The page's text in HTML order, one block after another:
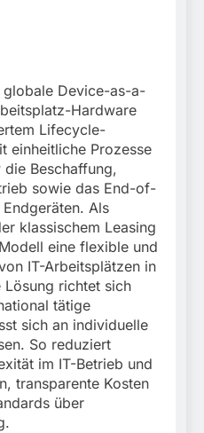
Device-as-a-
Hardware
Lifecycle-
einheitliche Prozesse
Beschaffung,
sowie das End-of-
Als
klassischem Leasing
eine flexible und
IT-Arbeitsplätzen in
Lösung richtet sich
tätige
sich an individuelle
So reduziert
im IT-Betrieb und
transparente Kosten
über